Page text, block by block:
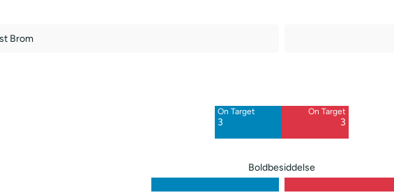
Brom
On Target
3
On Target
3
Boldbesiddelse